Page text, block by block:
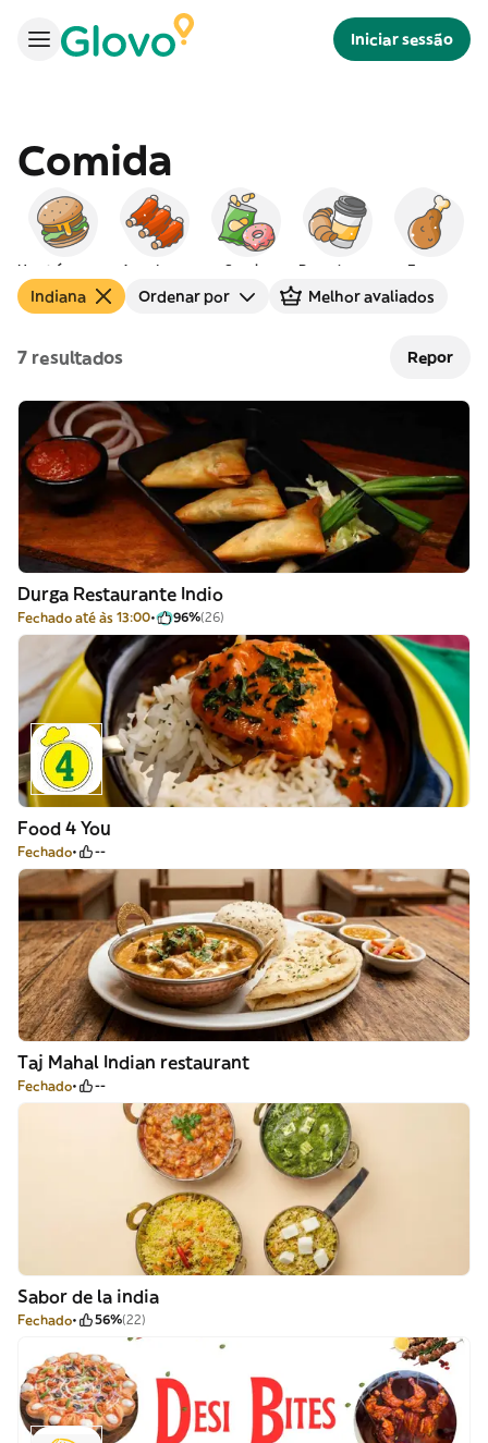
Iniciar sessão
Comida
Americana Snacks Peq. almoço Frango
Indiana Ordenar por Melhor avaliados
7 resultados Repor
Durga Restaurante Indio
Fechado até às 13:00 96%(26)
Food 4 You
Fechado --
Taj Mahal Indian restaurant
Fechado --
Sabor de la india
Fechado 56%(22)